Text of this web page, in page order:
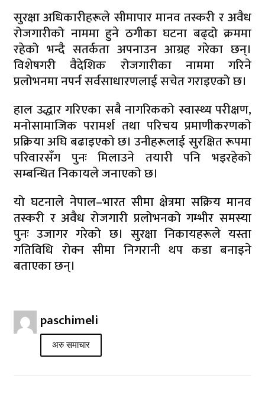
सुरक्षा अधिकारीहरूले सीमापार मानव तस्करी र अवैध
रोजगारीको नाममा हुने ठगीका घटना बढ्दो क्रममा
रहेको भन्दै सतर्कता अपनाउन आग्रह गरेका छन्।
विशेषगरी वैदेशिक रोजगारीका नाममा गरिने
प्रलोभनमा नपर्न सर्वसाधारणलाई सचेत गराइएको छ।
हाल उद्धार गरिएका सबै नागरिकको स्वास्थ्य परीक्षण,
मनोसामाजिक परामर्श तथा परिचय प्रमाणीकरणको
प्रक्रिया अघि बढाइएको छ। उनीहरूलाई सुरक्षित रूपमा
परिवारसँग पुनः मिलाउने तयारी पनि भइरहेको
सम्बन्धित निकायले जनाएको छ।
यो घटनाले नेपाल–भारत सीमा क्षेत्रमा सक्रिय मानव
तस्करी र अवैध रोजगारी प्रलोभनको गम्भीर समस्या
पुनः उजागर गरेको छ। सुरक्षा निकायहरूले यस्ता
गतिविधि रोक्न सीमा निगरानी थप कडा बनाइने
बताएका छन्।
paschimeli
अरु समाचार